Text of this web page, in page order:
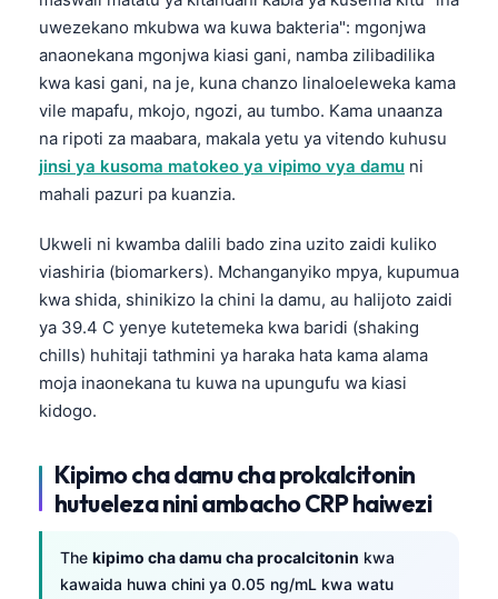
uwezekano mkubwa wa kuwa bakteria": mgonjwa
anaonekana mgonjwa kiasi gani, namba zilibadilika
kwa kasi gani, na je, kuna chanzo linaloeleweka kama
vile mapafu, mkojo, ngozi, au tumbo. Kama unaanza
na ripoti za maabara, makala yetu ya vitendo kuhusu
jinsi ya kusoma matokeo ya vipimo vya damu ni
mahali pazuri pa kuanzia.
Ukweli ni kwamba dalili bado zina uzito zaidi kuliko
viashiria (biomarkers). Mchanganyiko mpya, kupumua
kwa shida, shinikizo la chini la damu, au halijoto zaidi
ya 39.4 C yenye kutetemeka kwa baridi (shaking
chills) huhitaji tathmini ya haraka hata kama alama
moja inaonekana tu kuwa na upungufu wa kiasi
kidogo.
Kipimo cha damu cha prokalcitonin
hutueleza nini ambacho CRP haiwezi
The kipimo cha damu cha procalcitonin kwa
kawaida huwa chini ya 0.05 ng/mL kwa watu